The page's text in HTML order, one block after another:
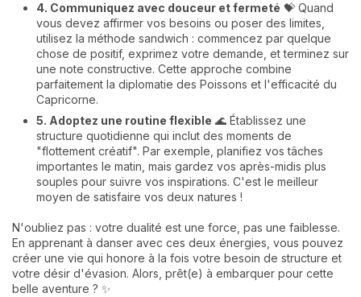
4. Communiquez avec douceur et fermeté 💝 Quand
vous devez affirmer vos besoins ou poser des limites,
utilisez la méthode sandwich : commencez par quelque
chose de positif, exprimez votre demande, et terminez sur
une note constructive. Cette approche combine
parfaitement la diplomatie des Poissons et l'efficacité du
Capricorne.
5. Adoptez une routine flexible 🌊 Établissez une
structure quotidienne qui inclut des moments de
"flottement créatif". Par exemple, planifiez vos tâches
importantes le matin, mais gardez vos après-midis plus
souples pour suivre vos inspirations. C'est le meilleur
moyen de satisfaire vos deux natures !
N'oubliez pas : votre dualité est une force, pas une faiblesse.
En apprenant à danser avec ces deux énergies, vous pouvez
créer une vie qui honore à la fois votre besoin de structure et
votre désir d'évasion. Alors, prêt(e) à embarquer pour cette
belle aventure ? ✨